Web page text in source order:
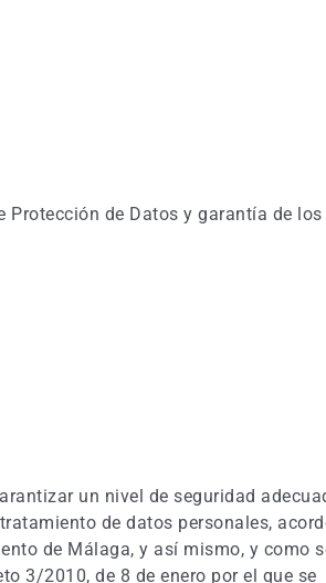
Protección de Datos y garantía de los
un nivel de seguridad
de datos personales,
de Málaga, y así mismo, y como
3/2010, de 8 de enero por el que se